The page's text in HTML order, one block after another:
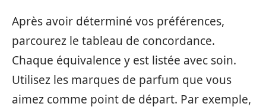
Après avoir déterminé vos préférences,
parcourez le tableau de concordance.
Chaque équivalence y est listée avec soin.
Utilisez les marques de parfum que vous
aimez comme point de départ. Par exemple,